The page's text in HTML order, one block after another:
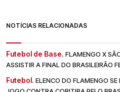
NOTÍCIAS RELACIONADAS
Futebol de Base. FLAMENGO X
ASSISTIR A FINAL DO BRASILEIRÃO
Futebol. ELENCO DO FLAMENGO SE